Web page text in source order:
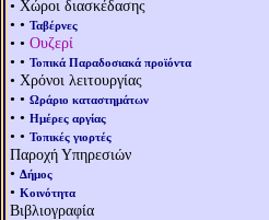
• Χώροι διασκέδασης
• • Ταβέρνες
• • Ουζερί
• • Τοπικά Παραδοσιακά προϊόντα
• Χρόνοι λειτουργίας
• • Ωράριο καταστημάτων
• • Ημέρες αργίας
• • Τοπικές γιορτές
Παροχή Υπηρεσιών
• Δήμος
• Κοινότητα
Βιβλιογραφία